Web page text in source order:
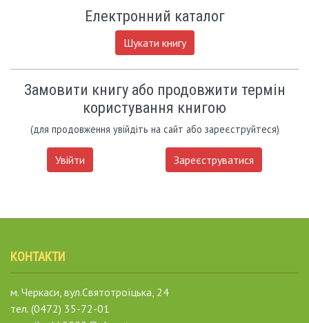
Електронний каталог
Шукати книгу
Замовити книгу або продовжити термін
користування книгою
(для продовження увійдіть на сайт або зареєструйтеся)
Увійти Зареєструватися
КОНТАКТИ
м. Черкаси, вул.Святотроїцька, 24
тел. (0472) 35-72-01